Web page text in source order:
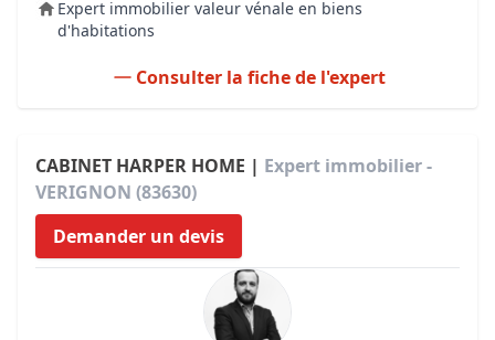
Expert immobilier valeur vénale en biens
d'habitations
Consulter la fiche de l'expert
CABINET HARPER HOME | Expert immobilier -
VERIGNON (83630)
Demander un devis